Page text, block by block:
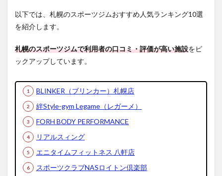
ィッ
トネ
ス24
白石
店
SDフィ
ットネ
ス24札
幌白石
店の利
SDフィ
ス24札
以下では、札幌のスポーツジムおすすめ人気ランキング10選
を紹介します。
札幌のスポーツジムで利用者の口コミ・評価が高い施設をピ
ックアップしています。
BLINKER（ブリンカー）札幌店
絆Style-gym Legame（レガーメ）
FORH BODY PERFORMANCE
リアルスィング
エニタイムフィットネス 八軒店
スポーツクラブNASロイトン倶楽部